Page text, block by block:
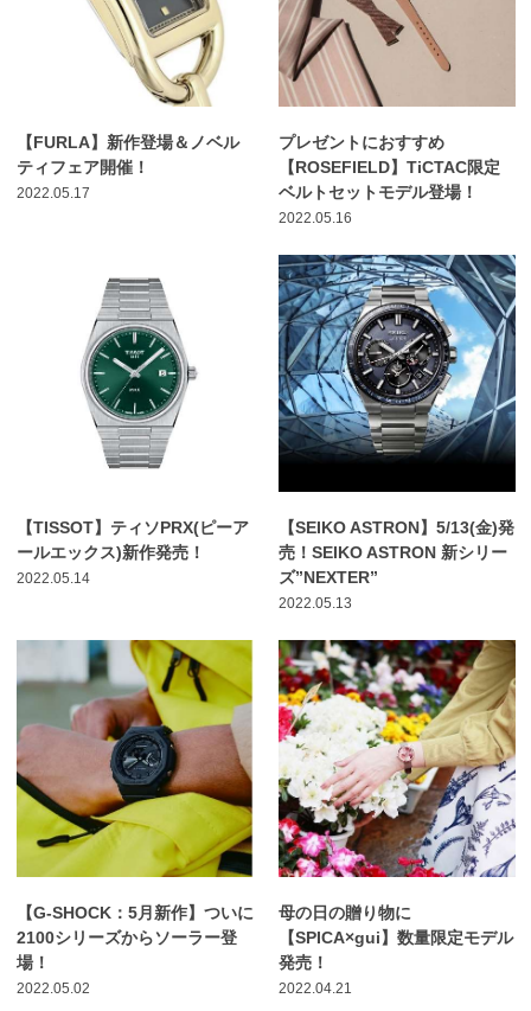
【FURLA】新作登場＆ノベル
ティフェア開催！
2022.05.17
プレゼントにおすすめ
【ROSEFIELD】TiCTAC限定
ベルトセットモデル登場！
2022.05.16
【TISSOT】ティソPRX(ピーア
ールエックス)新作発売！
2022.05.14
【SEIKO ASTRON】5/13(金)発
売！SEIKO ASTRON 新シリー
ズ”NEXTER”
2022.05.13
【G-SHOCK：5月新作】ついに
2100シリーズからソーラー登
場！
2022.05.02
母の日の贈り物に
【SPICA×gui】数量限定モデル
発売！
2022.04.21